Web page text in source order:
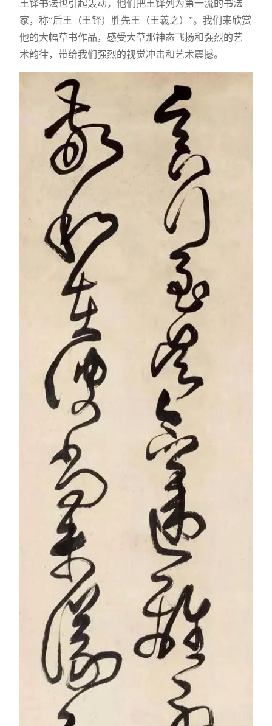
王铎书法也引起轰动，他们把王铎列为第一流的书法
家，称“后王（王铎）胜先王（王羲之）”。我们来欣赏
他的大幅草书作品，感受大草那神态飞扬和强烈的艺
术韵律，带给我们强烈的视觉冲击和艺术震撼。